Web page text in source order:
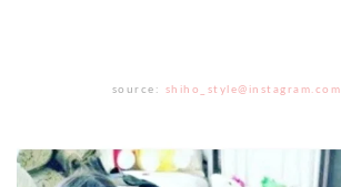
source: shiho_style@instagram.com